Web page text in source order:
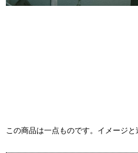
この商品は一点ものです。イメージと